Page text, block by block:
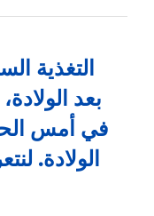
التغذية
بعد
في أمس
الولادة.